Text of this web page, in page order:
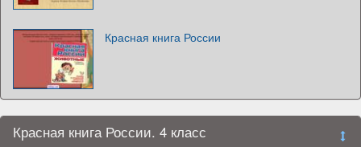
Красная книга России
Красная книга России. 4 класс